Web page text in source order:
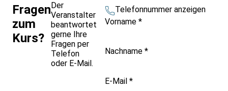
Fragen
zum
Kurs?
Der
Veranstalter
beantwortet
gerne Ihre
Fragen per
Telefon
oder E-Mail.
Telefonnummer anzeigen
Vorname *
Nachname *
E-Mail *